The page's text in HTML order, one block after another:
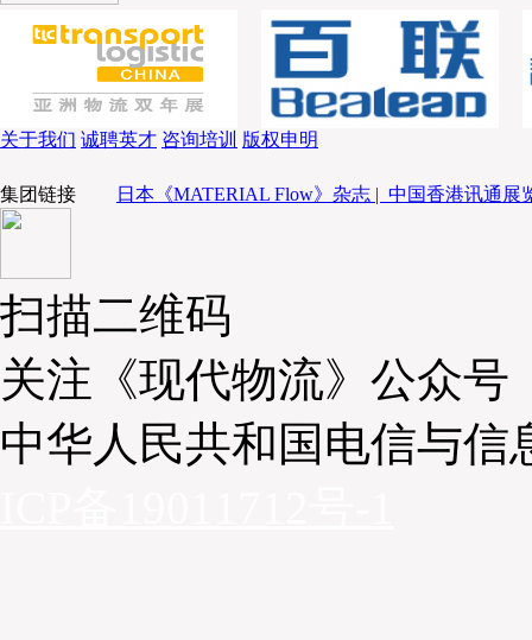
关于我们 诚聘英才 咨询培训 版权申明
集团链接 日本《MATERIAL Flow》杂志 | 中国香港讯通展
扫描二维码
关注《现代物流》公众号
中华人民共和国电信与